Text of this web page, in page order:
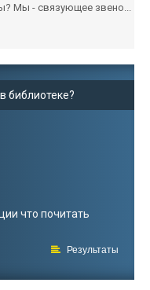
Мы - связующее звено...
библиотеке?
что почитать
Результаты